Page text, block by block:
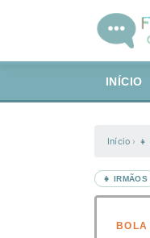
INÍCIO
Início ›
👧 IRMÃOS